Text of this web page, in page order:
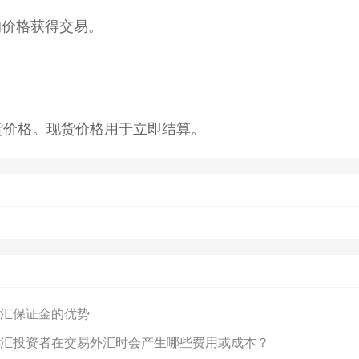
格获得交易。
格。现货价格用于立即结算。
保证金的优势
投资者在交易外汇时会产生哪些费用或成本？